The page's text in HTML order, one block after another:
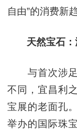
自由”的消费新趋
天然宝石
与首次涉足
不同，宜昌利
宝展的老面孔
举办的国际珠